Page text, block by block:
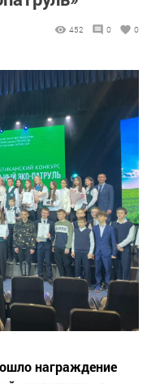
экопатруль» в